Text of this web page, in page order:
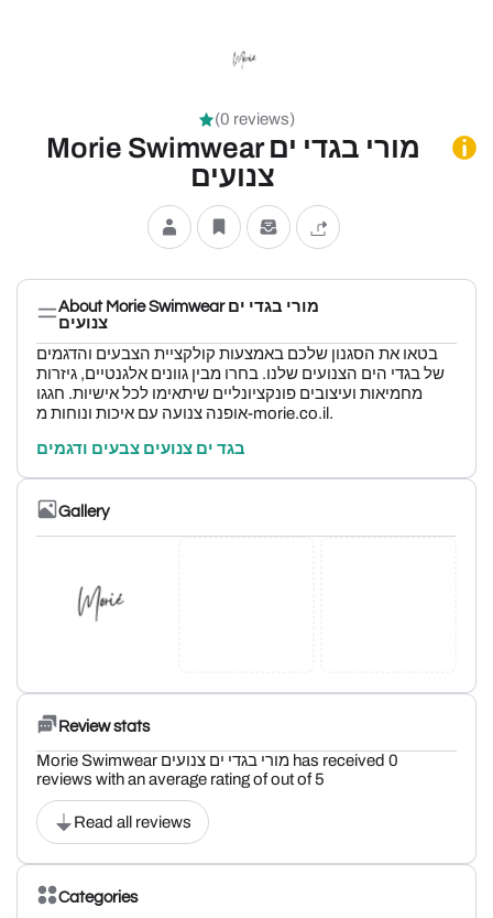
(0 reviews)
Morie Swimwear מורי בגדי ים
צנועים
About Morie Swimwear מורי בגדי ים
צנועים
בטאו את הסגנון שלכם באמצעות קולקציית הצבעים והדגמים
של בגדי הים הצנועים שלנו. בחרו מבין גוונים אלגנטיים, גיזרות
מחמיאות ועיצובים פונקציונליים שיתאימו לכל אישיות. חגגו
אופנה צנועה עם איכות ונוחות מ-morie.co.il.
בגד ים צנועים צבעים ודגמים
Gallery
Review stats
Morie Swimwear מורי בגדי ים צנועים has received 0
reviews with an average rating of out of 5
Read all reviews
Categories